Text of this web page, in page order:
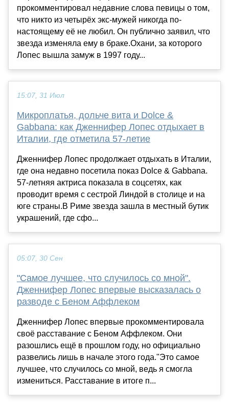
прокомментировал недавние слова певицы о том,
что никто из четырёх экс-мужей никогда по-
настоящему её не любил. Он публично заявил, что
звезда изменяла ему в браке.Охани, за которого
Лопес вышла замуж в 1997 году...
15:07, 31 Июл
Микроплатья, дольче вита и Dolce &
Gabbana: как Дженнифер Лопес отдыхает в
Италии, где отметила 57-летие
Дженнифер Лопес продолжает отдыхать в Италии,
где она недавно посетила показ Dolce & Gabbana.
57-летняя актриса показала в соцсетях, как
проводит время с сестрой Линдой в столице и на
юге страны.В Риме звезда зашла в местный бутик
украшений, где сфо...
05:07, 30 Сен
"Самое лучшее, что случилось со мной".
Дженнифер Лопес впервые высказалась о
разводе с Беном Аффлеком
Дженнифер Лопес впервые прокомментировала
своё расставание с Беном Аффлеком. Они
разошлись ещё в прошлом году, но официально
развелись лишь в начале этого года."Это самое
лучшее, что случилось со мной, ведь я смогла
измениться. Расставание в итоге п...